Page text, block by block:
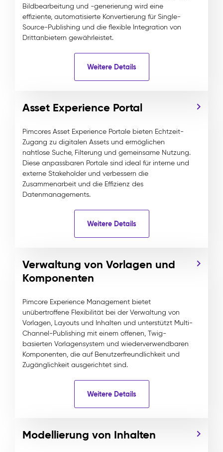
Bildbearbeitung und -generierung wird eine
effiziente, automatisierte Konvertierung für Single-
Source-Publishing und die flexible Integration von
Drittanbietern gewährleistet.
Weitere Details
Asset Experience Portal
Pimcores Asset Experience Portale bieten Echtzeit-
Zugang zu digitalen Assets und ermöglichen
nahtlose Suche, Filterung und gemeinsame Nutzung.
Diese anpassbaren Portale sind ideal für interne und
externe Stakeholder und verbessern die
Zusammenarbeit und die Effizienz des
Datenmanagements.
Weitere Details
Verwaltung von Vorlagen und
Komponenten
Pimcore Experience Management bietet
unübertroffene Flexibilität bei der Verwaltung von
Vorlagen, Layouts und Inhalten und unterstützt Multi-
Channel-Publishing mit einem offenen, Twig-
basierten Vorlagensystem und wiederverwendbaren
Komponenten, die auf Benutzerfreundlichkeit und
Zugänglichkeit ausgerichtet sind.
Weitere Details
Modellierung von Inhalten